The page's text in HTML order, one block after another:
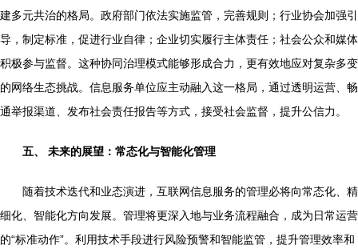
建多元共治的格局。政府部门依法实施监管，完善规则；行业协会加强引
导，制定标准，促进行业自律；企业切实履行主体责任；社会公众和媒体
积极参与监督。这种协同治理模式能够形成合力，更有效地应对复杂多变
的网络生态挑战。信息服务单位应主动融入这一格局，通过透明运营、畅
通举报渠道、发布社会责任报告等方式，接受社会监督，提升公信力。
五、 未来的展望：常态化与智能化管理
随着技术迭代和业态演进，互联网信息服务的管理必将向常态化、精
细化、智能化方向发展。管理将更深入地与业务流程融合，成为日常运营
的“标准动作”。利用技术手段进行风险预警和智能监管，提升管理效率和